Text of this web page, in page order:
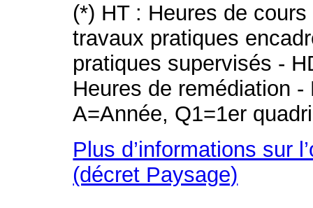
(*) HT : Heures de
travaux pratiques
pratiques supervisés -
Heures de remédiation
A=Année, Q1=1er
Plus d’informations sur
(décret Paysage)